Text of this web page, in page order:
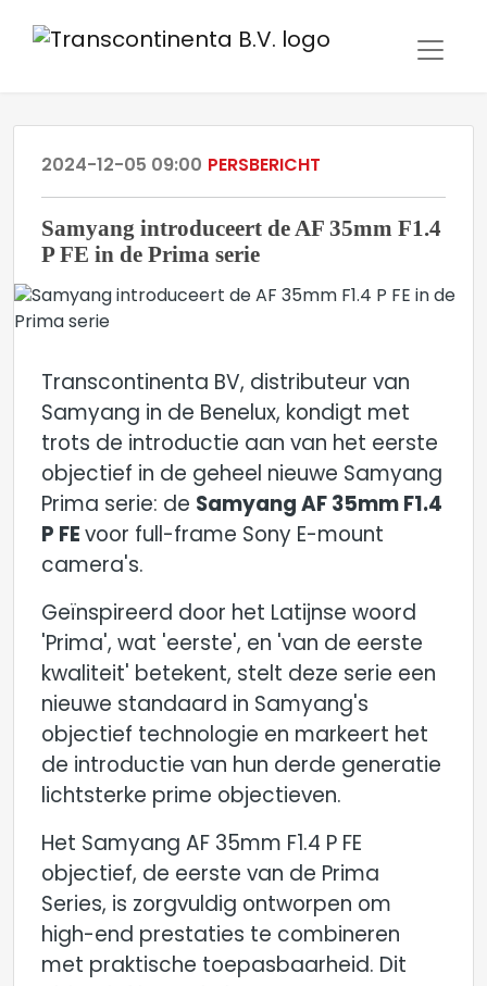
2024-12-05 09:00 PERSBERICHT
Samyang introduceert de AF 35mm F1.4
P FE in de Prima serie
Transcontinenta BV, distributeur van
Samyang in de Benelux, kondigt met
trots de introductie aan van het eerste
objectief in de geheel nieuwe Samyang
Prima serie: de Samyang AF 35mm F1.4
P FE voor full-frame Sony E-mount
camera's.
Geïnspireerd door het Latijnse woord
'Prima', wat 'eerste', en 'van de eerste
kwaliteit' betekent, stelt deze serie een
nieuwe standaard in Samyang's
objectief technologie en markeert het
de introductie van hun derde generatie
lichtsterke prime objectieven.
Het Samyang AF 35mm F1.4 P FE
objectief, de eerste van de Prima
Series, is zorgvuldig ontworpen om
high-end prestaties te combineren
met praktische toepasbaarheid. Dit